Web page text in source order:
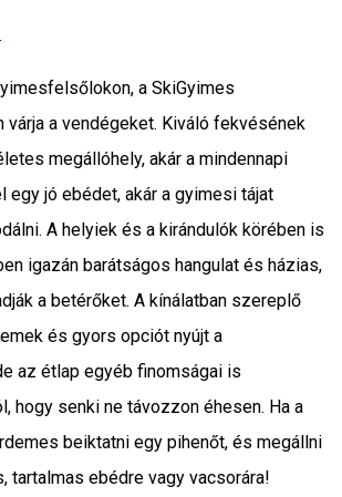
a SkiGyimes
a vendégeket. Kiváló fekvésének
megállóhely, akár a mindennapi
egy jó ebédet, akár a gyimesi tájat
A helyiek és a kirándulók körében is
igazán barátságos hangulat és házias,
a betérőket. A kínálatban szereplő
és gyors opciót nyújt a
az étlap egyéb finomságai is
hogy senki ne távozzon éhesen. Ha a
beiktatni egy pihenőt, és megállni
tartalmas ebédre vagy vacsorára!